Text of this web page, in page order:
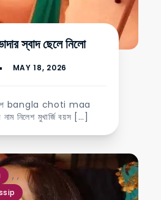
স্বাদ ছেলে নিলো
গল্প bangla choti maa
নিলেশ মুখার্জি বয়স […]
,,